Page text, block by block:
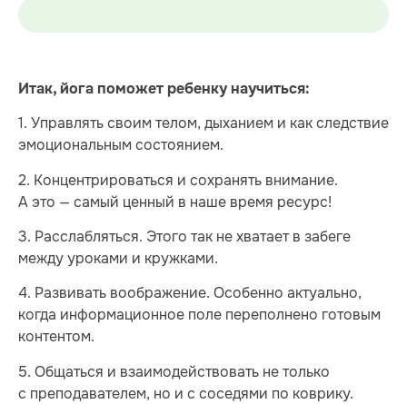
Итак, йога поможет ребенку научиться:
1. Управлять своим телом, дыханием и как следствие
эмоциональным состоянием.
2. Концентрироваться и сохранять внимание.
А это — самый ценный в наше время ресурс!
3. Расслабляться. Этого так не хватает в забеге
между уроками и кружками.
4. Развивать воображение. Особенно актуально,
когда информационное поле переполнено готовым
контентом.
5. Общаться и взаимодействовать не только
с преподавателем, но и с соседями по коврику.